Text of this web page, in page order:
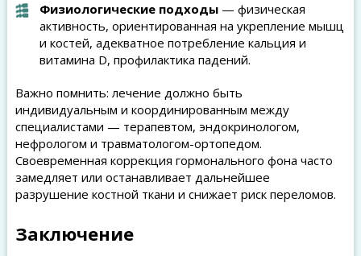
Физиологические подходы— физическая
активность, ориентированная на укрепление мышц
и костей, адекватное потребление кальция и
витамина D, профилактика падений.
Важно помнить: лечение должно быть
индивидуальным и координированным между
специалистами — терапевтом, эндокринологом,
нефрологом и травматологом-ортопедом.
Своевременная коррекция гормонального фона часто
замедляет или останавливает дальнейшее
разрушение костной ткани и снижает риск переломов.
Заключение